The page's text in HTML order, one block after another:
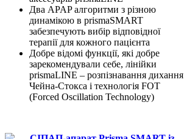
Два APAP алгоритми з різною
динамікою в prismaSMART
забезпечують вибір відповідної
терапії для кожного пацієнта
Добре відомі функції, які добре
зарекомендували себе, лінійки
prismaLINE – розпізнавання дихання
Чейна-Стокса і технологія FOT
(Forced Oscillation Technology)